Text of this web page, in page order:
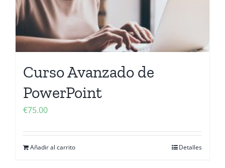
Curso Avanzado de
PowerPoint
€75.00
Añadir al carrito Detalles